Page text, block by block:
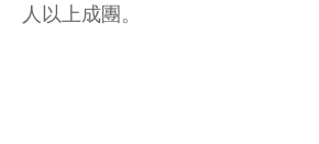
人以上成團。